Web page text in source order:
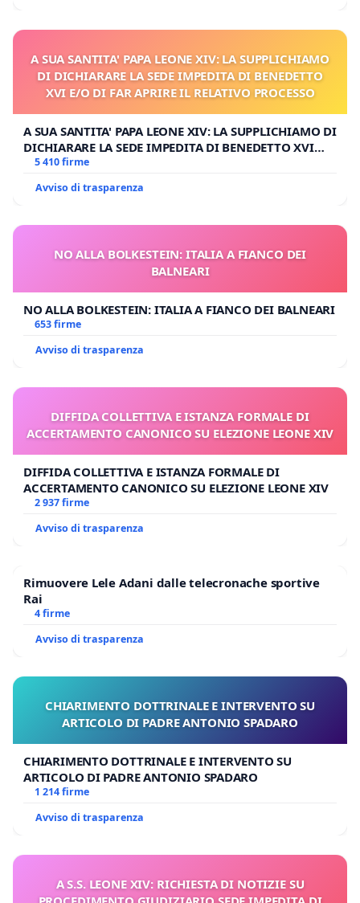
A SUA SANTITA' PAPA LEONE XIV: LA SUPPLICHIAMO
DI DICHIARARE LA SEDE IMPEDITA DI BENEDETTO
XVI E/O DI FAR APRIRE IL RELATIVO PROCESSO
A SUA SANTITA' PAPA LEONE XIV: LA SUPPLICHIAMO DI
DICHIARARE LA SEDE IMPEDITA DI BENEDETTO XVI
E/O DI FAR APRIRE IL RELATIVO PROCESSO
5 410 firme
Avviso di trasparenza
NO ALLA BOLKESTEIN: ITALIA A FIANCO DEI
BALNEARI
NO ALLA BOLKESTEIN: ITALIA A FIANCO DEI BALNEARI
653 firme
Avviso di trasparenza
DIFFIDA COLLETTIVA E ISTANZA FORMALE DI
ACCERTAMENTO CANONICO SU ELEZIONE LEONE XIV
DIFFIDA COLLETTIVA E ISTANZA FORMALE DI
ACCERTAMENTO CANONICO SU ELEZIONE LEONE XIV
2 937 firme
Avviso di trasparenza
Rimuovere Lele Adani dalle telecronache sportive
Rai
4 firme
Avviso di trasparenza
CHIARIMENTO DOTTRINALE E INTERVENTO SU
ARTICOLO DI PADRE ANTONIO SPADARO
CHIARIMENTO DOTTRINALE E INTERVENTO SU
ARTICOLO DI PADRE ANTONIO SPADARO
1 214 firme
Avviso di trasparenza
A S.S. LEONE XIV: RICHIESTA DI NOTIZIE SU